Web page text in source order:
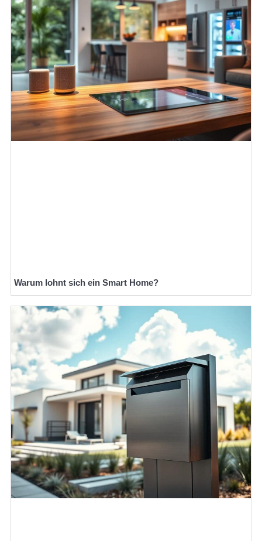
Warum lohnt sich ein Smart Home?